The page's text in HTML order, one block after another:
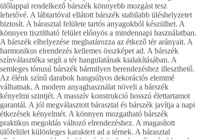
ülőlappal rendelkező bárszék könnyebb mozgást tesz
lehetővé. A lábtartóval ellátott bárszék stabilabb üléshelyzetet
biztosít. A bárasztal felülete tartós anyagokból készülhet. A
könnyen tisztítható felület előnyös a mindennapi használatban.
A bárszék elhelyezése meghatározza az étkező tér arányait. A
harmonikus elrendezés kellemes összképet ad. A bárszék
színválasztéka segít a tér hangulatának kialakításában. A
semleges tónusú bárszék bármilyen berendezéshez illeszthető.
Az élénk színű darabok hangsúlyos dekorációs elemmé
válhatnak. A modern anyaghasználat növeli a bárszék
kényelmi szintjét. A masszív konstrukció hosszú élettartamot
garantál. A jól megválasztott bárasztal és bárszék javítja a napi
étkezések kényelmét. A könnyen mozgatható bárszék
praktikus megoldás változó elrendezéshez. A magasított
ülőfelület különleges karaktert ad a térnek. A bárasztal